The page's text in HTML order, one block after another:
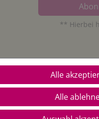
** Hierbei
Alle
Alle